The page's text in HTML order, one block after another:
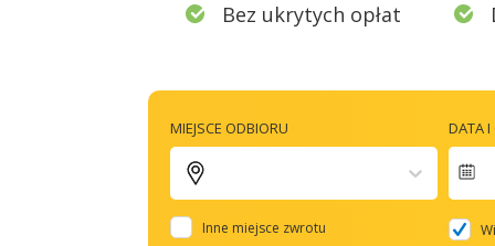
Bez ukrytych opłat
MIEJSCE ODBIORU
Inne miejsce zwrotu
DATA
to